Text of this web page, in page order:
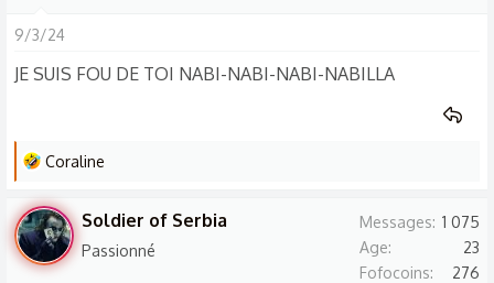
bonne soirée et à bientôt 👋
c
i
s
9/3/24
JE SUIS FOU DE TOI NABI-NABI-NABI-NABILLA
L
s
r
é
Coraline
Soldier of Serbia
Passionné
Messages 1 075
Age
23
Fofocoins
276